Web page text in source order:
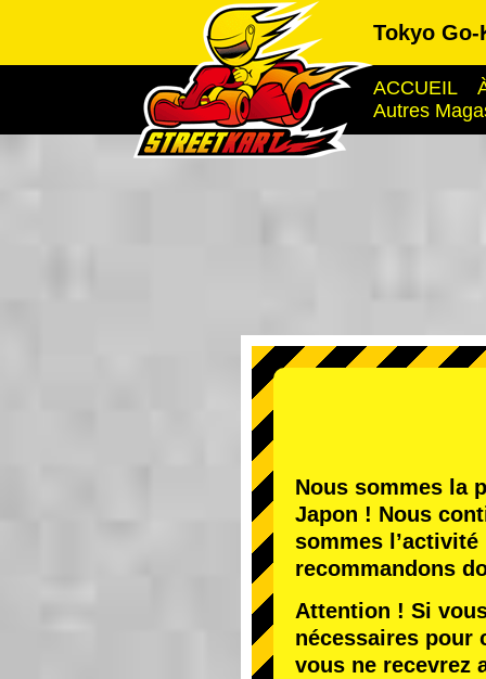
Tokyo
ACCUEIL
Autres
Nous sommes la
Japon ! Nous
sommes l’activité
recommandons
Attention ! Si
nécessaires pour
vous ne recevrez